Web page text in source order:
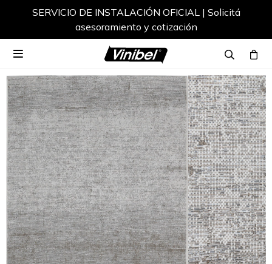
SERVICIO DE INSTALACIÓN OFICIAL | Solicitá
asesoramiento y cotización
